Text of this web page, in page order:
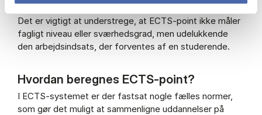
Det er vigtigt at understrege, at ECTS-point ikke måler
fagligt niveau eller sværhedsgrad, men udelukkende
den arbejdsindsats, der forventes af en studerende.
Hvordan beregnes ECTS-point?
I ECTS-systemet er der fastsat nogle fælles normer,
som gør det muligt at sammenligne uddannelser på